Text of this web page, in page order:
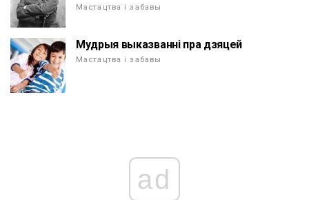
Мастацтва і забавы
Мудрыя выказванні пра дзяцей
Мастацтва і забавы
ad